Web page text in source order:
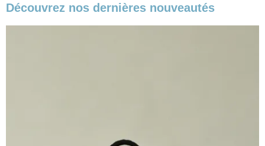
Découvrez nos dernières nouveautés